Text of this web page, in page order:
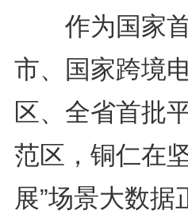
作为国家首
市、国家跨境
区、全省首批
范区，铜仁在
展”场景大数